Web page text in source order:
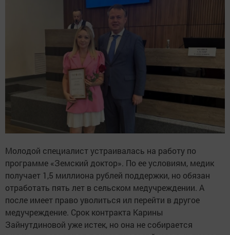
Молодой специалист устраивалась на работу по
программе «Земский доктор». По ее условиям, медик
получает 1,5 миллиона рублей поддержки, но обязан
отработать пять лет в сельском медучреждении. А
после имеет право уволиться ил перейти в другое
медучреждение. Срок контракта Карины
Зайнутдиновой уже истек, но она не собирается